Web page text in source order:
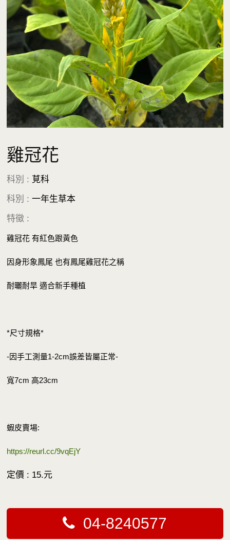
雞冠花
科別 : 莧科
科別 : 一年生草本
特徵 :
雞冠花 有紅色跟黃色
因身形象鳳尾 也有鳳尾雞冠花之稱
耐曬耐旱 適合新手種植
*尺寸規格*
-因手工測量1-2cm誤差皆屬正常-
寬7cm 高23cm
蝦皮賣場:
https://reurl.cc/9vqEjY
定價 : 15.元
04-8240577